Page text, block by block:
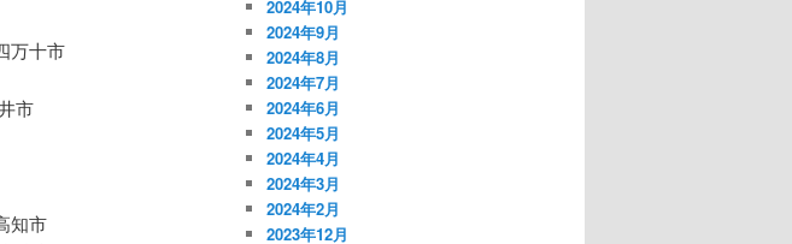
万十市
市
知市
2024年10月
2024年9月
2024年8月
2024年7月
2024年6月
2024年5月
2024年4月
2024年3月
2024年2月
2023年12月